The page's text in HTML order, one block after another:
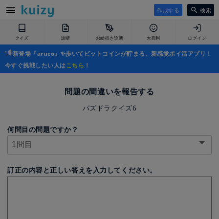
作成する 検索
クイズ 診断 お絵描き診断 大喜利 ログイン
新登場『aruco』✨歩いてビットコインが貯まる、新感覚ポイ活アプリ！
今すぐ挑戦したい人はこちら ！
問題の間違いを報告する
パズドラクイズ6
何問目の問題ですか？
訂正の内容と正しい答えを入力してください。